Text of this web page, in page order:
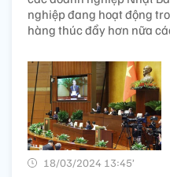
nghiệp đang hoạt động
hàng thúc đẩy hơn nữa
18/03/2024 13:45’